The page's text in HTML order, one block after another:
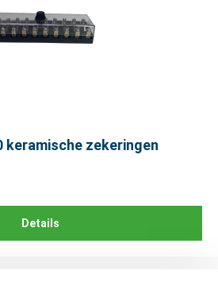
keramische zekeringen
Details